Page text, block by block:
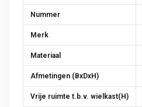
Nummer
Merk
Materiaal
Afmetingen (BxDxH)
Vrije ruimte t.b.v. wielkast(H)